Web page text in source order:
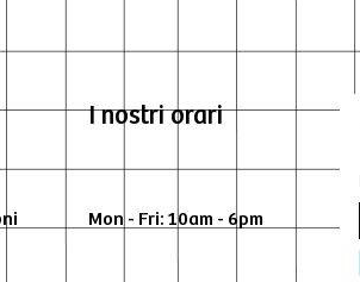
I nostri orari
Mon - Fri: 10am - 6pm